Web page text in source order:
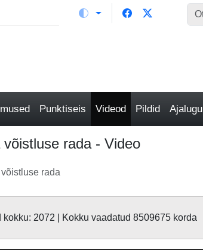
Punktiseis Videod Pildid Ajalugu
rada - Video
rada
kokku: 2072 | Kokku vaadatud 8509675 korda